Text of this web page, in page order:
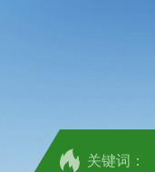
关键词：